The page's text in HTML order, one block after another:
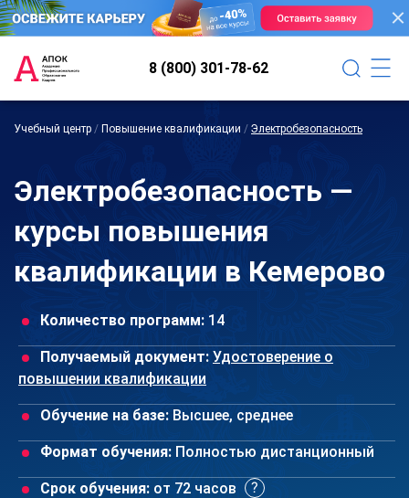
8 (800) 301-78-62
Учебный центр / Повышение квалификации / Электробезопасность
Электробезопасность —
курсы повышения
квалификации в Кемерово
Количество программ: 14
Получаемый документ: Удостоверение о
повышении квалификации
Обучение на базе: Высшее, среднее
Формат обучения: Полностью дистанционный
Срок обучения: от 72 часов